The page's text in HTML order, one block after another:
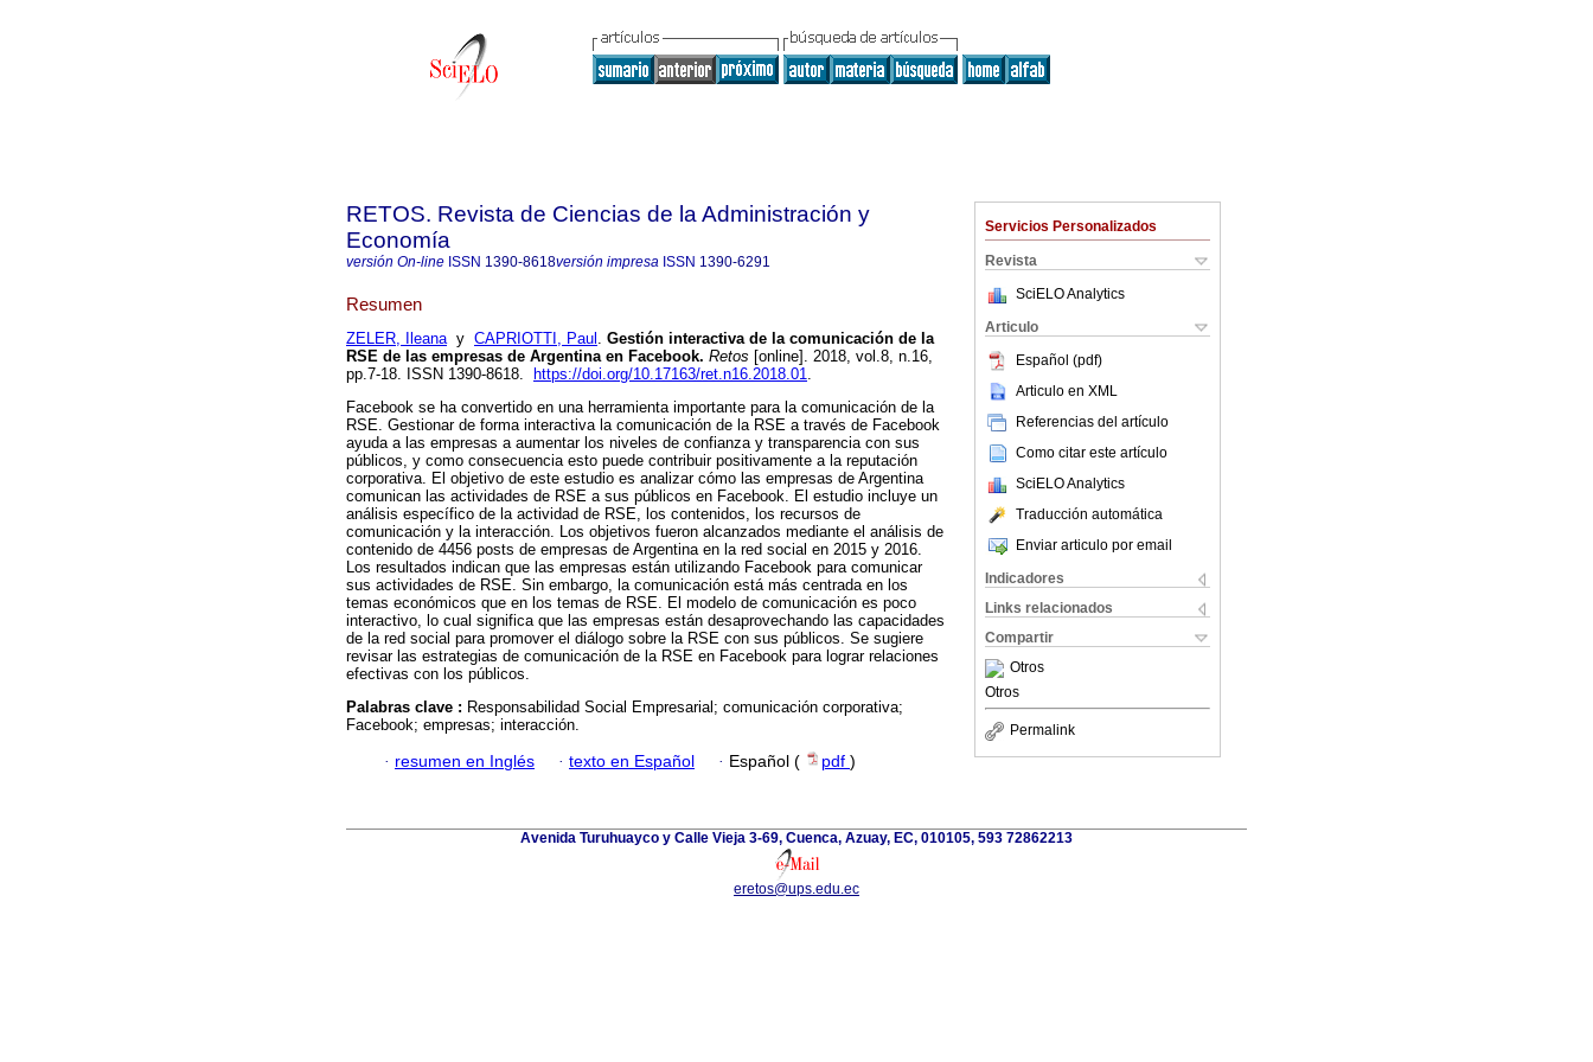
Servicios Personalizados
Revista
SciELO Analytics
Articulo
Español (pdf)
Articulo en XML
Referencias del artículo
Como citar este artículo
SciELO Analytics
Traducción automática
Enviar articulo por email
Indicadores
Links relacionados
Compartir
Otros
Otros
Permalink
RETOS. Revista de Ciencias de la Administración y
Economía
versión On-line ISSN 1390-8618versión impresa ISSN 1390-6291
Resumen
ZELER, Ileanay CAPRIOTTI, Paul . Gestión interactiva de la comunicación de la
RSE de las empresas de Argentina en Facebook. Retos [online]. 2018, vol.8, n.16,
pp.7-18. ISSN 1390-8618.
https://doi.org/10.17163/ret.n16.2018.01.
Facebook se ha convertido en una herramienta importante para la comunicación de la
RSE. Gestionar de forma interactiva la comunicación de la RSE a través de Facebook
ayuda a las empresas a aumentar los niveles de confianza y transparencia con sus
públicos, y como consecuencia esto puede contribuir positivamente a la reputación
corporativa. El objetivo de este estudio es analizar cómo las empresas de Argentina
comunican las actividades de RSE a sus públicos en Facebook. El estudio incluye un
análisis específico de la actividad de RSE, los contenidos, los recursos de
comunicación y la interacción. Los objetivos fueron alcanzados mediante el análisis de
contenido de 4456 posts de empresas de Argentina en la red social en 2015 y 2016.
Los resultados indican que las empresas están utilizando Facebook para comunicar
sus actividades de RSE. Sin embargo, la comunicación está más centrada en los
temas económicos que en los temas de RSE. El modelo de comunicación es poco
interactivo, lo cual significa que las empresas están desaprovechando las capacidades
de la red social para promover el diálogo sobre la RSE con sus públicos. Se sugiere
revisar las estrategias de comunicación de la RSE en Facebook para lograr relaciones
efectivas con los públicos.
Palabras clave : Responsabilidad Social Empresarial; comunicación corporativa;
Facebook; empresas; interacción.
· resumen en Inglés · texto en Español · Español ( pdf )
Avenida Turuhuayco y Calle Vieja 3-69, Cuenca, Azuay, EC, 010105, 593 72862213
eretos@ups.edu.ec